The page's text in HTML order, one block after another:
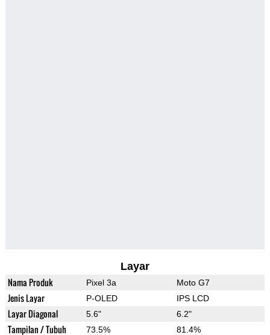
Layar
Nama Produk Pixel 3a Moto G7
Jenis Layar P-OLED IPS LCD
Layar Diagonal 5.6" 6.2"
Tampilan / Tubuh 73.5% 81.4%